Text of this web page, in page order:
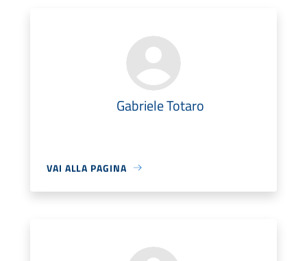
Gabriele Totaro
VAI ALLA PAGINA